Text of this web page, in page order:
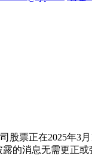
票正在2025年3
的消息无需更正